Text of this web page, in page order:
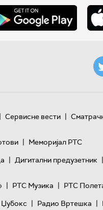
| Сервисне вести |
| Меморијал РТС
| Дигитални предузетник |
| РТС Музика | РТС
| Радио Вртешка |